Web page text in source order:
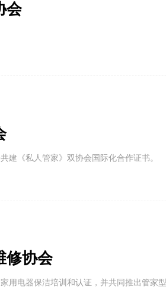
会
建《私人管家》双协会国际化合作证书。
修协会
用电器保洁培训和认证，并共同推出管家